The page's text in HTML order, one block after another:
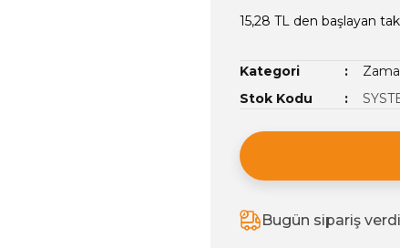
15,28 TL den başlayan
Kategori
Stok Kodu
Bugün sipariş